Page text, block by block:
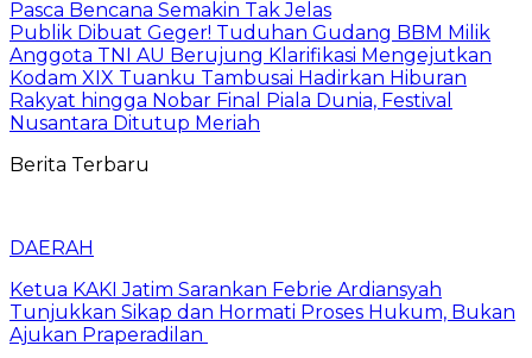
Pasca Bencana Semakin Tak Jelas
Publik Dibuat Geger! Tuduhan Gudang BBM Milik
Anggota TNI AU Berujung Klarifikasi Mengejutkan
Kodam XIX Tuanku Tambusai Hadirkan Hiburan
Rakyat hingga Nobar Final Piala Dunia, Festival
Nusantara Ditutup Meriah
Berita Terbaru
DAERAH
Ketua KAKI Jatim Sarankan Febrie Ardiansyah
Tunjukkan Sikap dan Hormati Proses Hukum, Bukan
Ajukan Praperadilan